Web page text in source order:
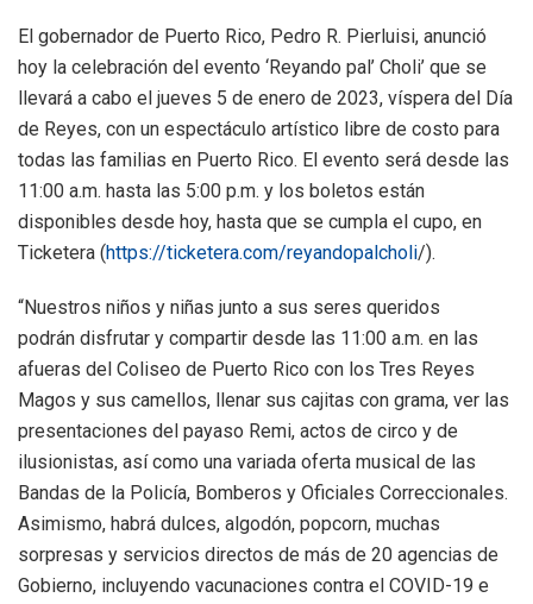
El gobernador de Puerto Rico, Pedro R. Pierluisi, anunció
hoy la celebración del evento ‘Reyando pal’ Choli’ que se
llevará a cabo el jueves 5 de enero de 2023, víspera del Día
de Reyes, con un espectáculo artístico libre de costo para
todas las familias en Puerto Rico. El evento será desde las
11:00 a.m. hasta las 5:00 p.m. y los boletos están
disponibles desde hoy, hasta que se cumpla el cupo, en
Ticketera (https://ticketera.com/reyandopalcholi/).
“Nuestros niños y niñas junto a sus seres queridos
podrán disfrutar y compartir desde las 11:00 a.m. en las
afueras del Coliseo de Puerto Rico con los Tres Reyes
Magos y sus camellos, llenar sus cajitas con grama, ver las
presentaciones del payaso Remi, actos de circo y de
ilusionistas, así como una variada oferta musical de las
Bandas de la Policía, Bomberos y Oficiales Correccionales.
Asimismo, habrá dulces, algodón, popcorn, muchas
sorpresas y servicios directos de más de 20 agencias de
Gobierno, incluyendo vacunaciones contra el COVID-19 e